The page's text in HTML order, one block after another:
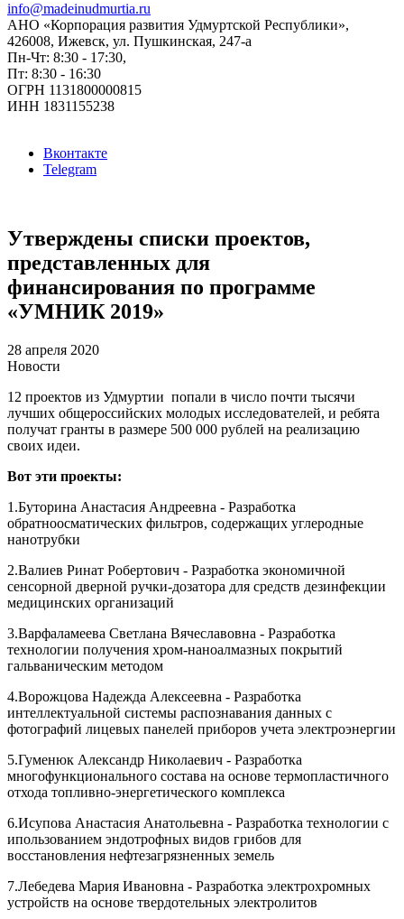
info@madeinudmurtia.ru
АНО «Корпорация развития Удмуртской Республики»,
426008, Ижевск, ул. Пушкинская, 247-а
Пн-Чт: 8:30 - 17:30,
Пт: 8:30 - 16:30
ОГРН 1131800000815
ИНН 1831155238
Вконтакте
Telegram
Утверждены списки проектов,
представленных для
финансирования по программе
«УМНИК 2019»
28 апреля 2020
Новости
12 проектов из Удмуртии попали в число почти тысячи
лучших общероссийских молодых исследователей, и ребята
получат гранты в размере 500 000 рублей на реализацию
своих идеи.
Вот эти проекты:
1.Буторина Анастасия Андреевна - Разработка
обратноосматических фильтров, содержащих углеродные
нанотрубки
2.Валиев Ринат Робертович - Разработка экономичной
сенсорной дверной ручки-дозатора для средств дезинфекции
медицинских организаций
3.Варфаламеева Светлана Вячеславовна - Разработка
технологии получения хром-наноалмазных покрытий
гальваническим методом
4.Ворожцова Надежда Алексеевна - Разработка
интеллектуальной системы распознавания данных с
фотографий лицевых панелей приборов учета электроэнергии
5.Гуменюк Александр Николаевич - Разработка
многофункционального состава на основе термопластичного
отхода топливно-энергетического комплекса
6.Исупова Анастасия Анатольевна - Разработка технологии с
ипользованием эндотрофных видов грибов для
восстановления нефтезагрязненных земель
7.Лебедева Мария Ивановна - Разработка электрохромных
устройств на основе твердотельных электролитов